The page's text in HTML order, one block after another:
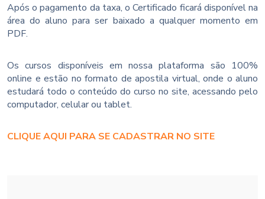
Após o pagamento da taxa, o Certificado ficará disponível na
área do aluno para ser baixado a qualquer momento em
PDF.
Os cursos disponíveis em nossa plataforma são 100%
online e estão no formato de apostila virtual, onde o aluno
estudará todo o conteúdo do curso no site, acessando pelo
computador, celular ou tablet.
CLIQUE AQUI PARA SE CADASTRAR NO SITE